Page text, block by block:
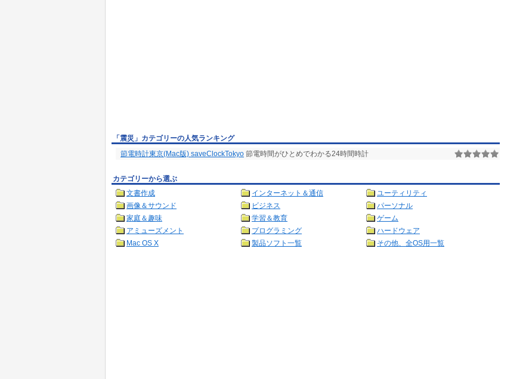
「震災」カテゴリーの人気ランキング
節電時計東京(Mac版) saveClockTokyo 節電時間がひとめでわかる24時間時計
カテゴリーから選ぶ
文書作成
インターネット＆通信
ユーティリティ
画像＆サウンド
ビジネス
パーソナル
家庭＆趣味
学習＆教育
ゲーム
アミューズメント
プログラミング
ハードウェア
Mac OS X
製品ソフト一覧 その他、全OS用一覧